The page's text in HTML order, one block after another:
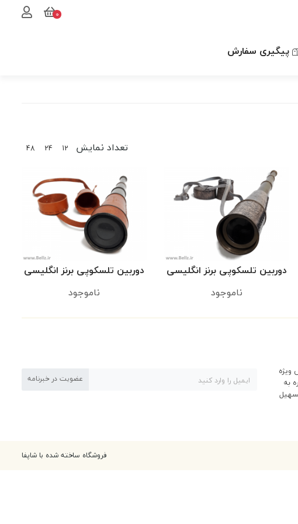
0
پیگیری سفارش
تعداد نمایش 12
24
48
دوربین تلسکوپی برنز انگلیسی
(۳)
ناموجود
دوربین تلسکوپی برنز انگلیسی
(۲)
ناموجود
ویژه
به
عضویت در خبرنامه
فروشگاه ساخته شده با شاپفا